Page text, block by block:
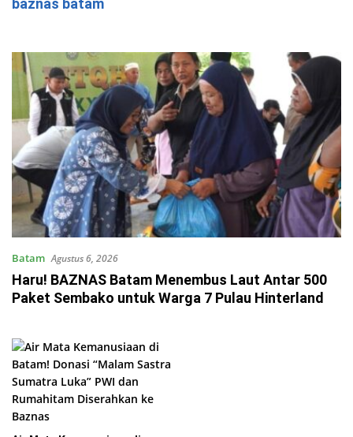
baznas batam
Batam Agustus 6, 2026
Haru! BAZNAS Batam Menembus Laut Antar 500
Paket Sembako untuk Warga 7 Pulau Hinterland